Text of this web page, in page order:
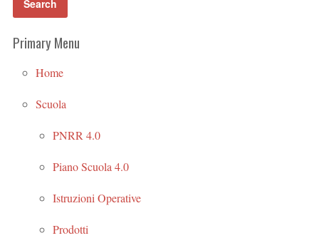
Primary Menu
Home
Scuola
PNRR 4.0
Piano Scuola 4.0
Istruzioni Operative
Prodotti